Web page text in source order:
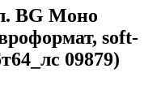
BG Моно
soft-
09879)